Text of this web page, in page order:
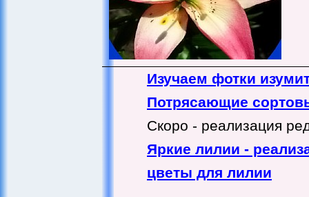
Изучаем фотки
Потрясающие
Скоро - реализация
Яркие лилии -
цветы для лилии